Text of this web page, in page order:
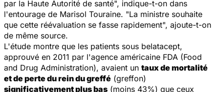
par la Haute Autorité de santé", indique-t-on dans
l'entourage de Marisol Touraine. "La ministre souhaite
que cette réévaluation se fasse rapidement", ajoute-t-on
de même source.
L'étude montre que les patients sous belatacept,
approuvé en 2011 par l'agence américaine FDA (Food
and Drug Administration), avaient un taux de mortalité
et de perte du rein du greffé (greffon)
significativement plus bas (moins 43%) que ceux